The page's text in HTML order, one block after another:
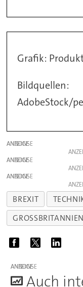
Grafik:
Bildquellen:
AdobeStock/
ANZEIGE
ANZEIGE
ANZEIGE
BREXIT
GROSSBRITANNIEN
ANZEIGE
Auch